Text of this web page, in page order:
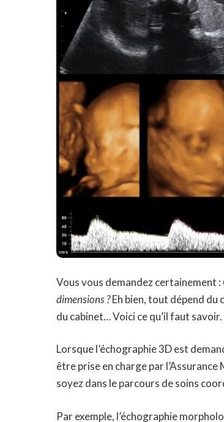
Vous vous demandez certainement :
dimensions ?Eh bien, tout dépend du
du cabinet… Voici ce qu’il faut savoir.
Lorsque l’échographie 3D est
être prise en charge par
soyez dans le parcours de soins
Par exemple, l’échographie